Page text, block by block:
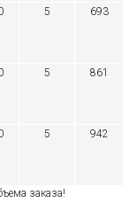
5 693
5 861
5 942
заказа!